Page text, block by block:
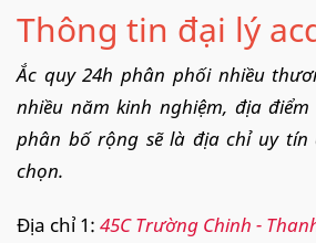
Thông tin đại lý
Ắc quy 24h phân phối nhiều
nhiều năm kinh nghiệm, địa
phân bố rộng sẽ là địa chỉ uy tín
chọn.
Địa chỉ 1: 45C Trường Chinh -